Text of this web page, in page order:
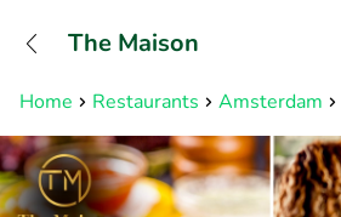
Home Restaurants Amsterdam
The Maison